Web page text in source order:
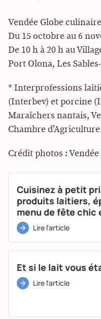
Vendée Globe culinaire
Du 15 octobre au 6
De 10 h à 20 h au
Port Olona, Les
* Interprofessions
(Interbev) et porcine
Maraîchers nantais,
Chambre d’Agriculture
Crédit photos :
Cuisinez à petit
produits laitiers,
menu de fête chic
Lire l'article
Et si le lait vous
Lire l'article